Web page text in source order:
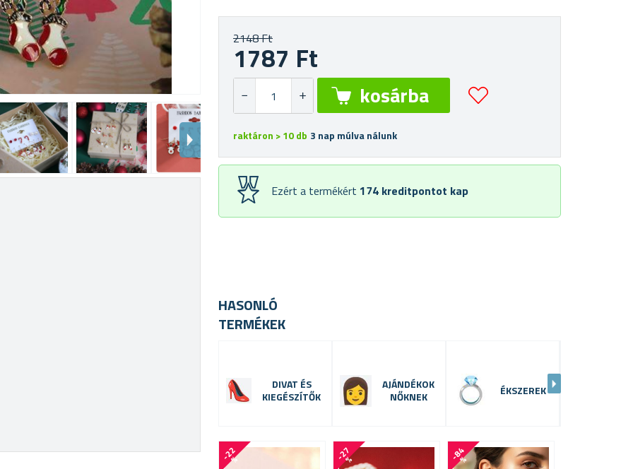
2148 Ft
1787 Ft
raktáron > 10 db 3 nap múlva nálunk
Ezért a termékért 174 kreditpontot kap
HASONLÓ
TERMÉKEK
DIVAT ÉS
KIEGÉSZÍTŐK
AJÁNDÉKOK
NŐKNEK
ÉKSZEREK
-
2
2
% -
2
7
% -
8
4
%